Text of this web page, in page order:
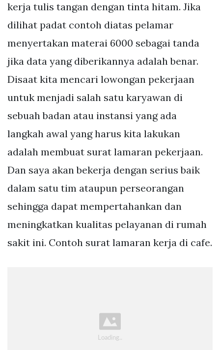
kerja tulis tangan dengan tinta hitam. Jika
dilihat padat contoh diatas pelamar
menyertakan materai 6000 sebagai tanda
jika data yang diberikannya adalah benar.
Disaat kita mencari lowongan pekerjaan
untuk menjadi salah satu karyawan di
sebuah badan atau instansi yang ada
langkah awal yang harus kita lakukan
adalah membuat surat lamaran pekerjaan.
Dan saya akan bekerja dengan serius baik
dalam satu tim ataupun perseorangan
sehingga dapat mempertahankan dan
meningkatkan kualitas pelayanan di rumah
sakit ini. Contoh surat lamaran kerja di cafe.